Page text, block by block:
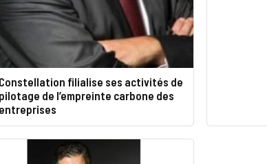
Constellation filialise ses activités de
pilotage de l’empreinte carbone des
entreprises